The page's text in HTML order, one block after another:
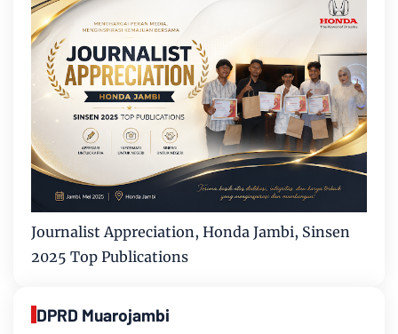
Journalist Appreciation, Honda Jambi, Sinsen
2025 Top Publications
DPRD Muarojambi